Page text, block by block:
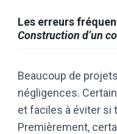
Les erreurs
Construction d’un
Beaucoup de
négligences.
et faciles à éviter si
Premièrement,